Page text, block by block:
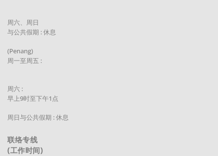
周六、周日
与公共假期 : 休息
(Penang)
周一至周五 :
周六 :
早上9时至下午1点
周日与公共假期 : 休息
联络专线
(工作时间)